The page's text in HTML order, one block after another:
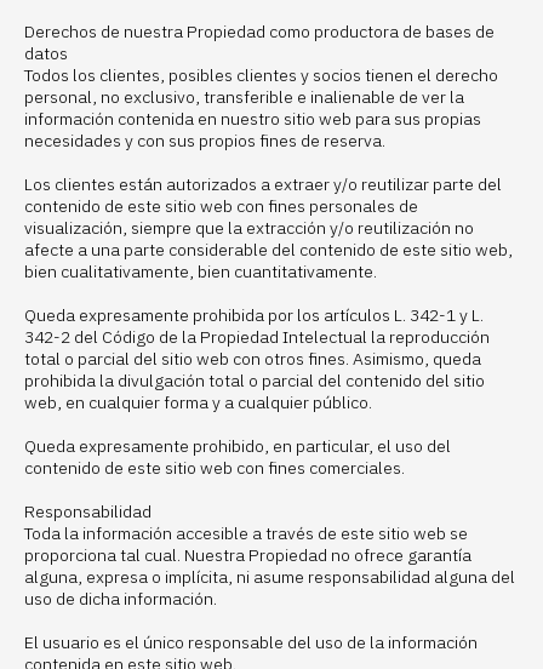
Derechos de nuestra Propiedad como productora de bases de
datos
Todos los clientes, posibles clientes y socios tienen el derecho
personal, no exclusivo, transferible e inalienable de ver la
información contenida en nuestro sitio web para sus propias
necesidades y con sus propios fines de reserva.
Los clientes están autorizados a extraer y/o reutilizar parte del
contenido de este sitio web con fines personales de
visualización, siempre que la extracción y/o reutilización no
afecte a una parte considerable del contenido de este sitio web,
bien cualitativamente, bien cuantitativamente.
Queda expresamente prohibida por los artículos L. 342-1 y L.
342-2 del Código de la Propiedad Intelectual la reproducción
total o parcial del sitio web con otros fines. Asimismo, queda
prohibida la divulgación total o parcial del contenido del sitio
web, en cualquier forma y a cualquier público.
Queda expresamente prohibido, en particular, el uso del
contenido de este sitio web con fines comerciales.
Responsabilidad
Toda la información accesible a través de este sitio web se
proporciona tal cual. Nuestra Propiedad no ofrece garantía
alguna, expresa o implícita, ni asume responsabilidad alguna del
uso de dicha información.
El usuario es el único responsable del uso de la información
contenida en este sitio web.